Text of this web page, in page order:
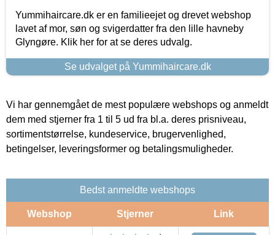
Yummihaircare.dk er en familieejet og drevet webshop
lavet af mor, søn og svigerdatter fra den lille havneby
Glyngøre. Klik her for at se deres udvalg.
Se udvalget på Yummihaircare.dk
Vi har gennemgået de mest populære webshops og anmeldt
dem med stjerner fra 1 til 5 ud fra bl.a. deres prisniveau,
sortimentstørrelse, kundeservice, brugervenlighed,
betingelser, leveringsformer og betalingsmuligheder.
Bedst anmeldte webshops
Webshop Stjerner Link